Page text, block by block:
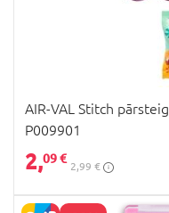
AIR-VAL Stitch
P009901
2,09 €
2,99 €